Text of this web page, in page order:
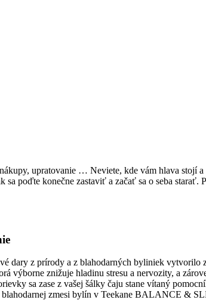
upratovanie … Neviete, kde vám hlava stojí
sa poďte konečne zastaviť a začať sa o seba
dary z prírody a z blahodarných byliniek
výborne znižuje hladinu stresu a nervozity, a
sa zase z vašej šálky čaju stane vítaný
zmesi bylín v Teekane BALANCE &